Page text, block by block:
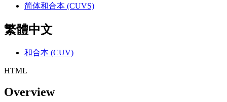
简体和合本 (CUVS)
繁體中文
和合本 (CUV)
HTML
Overview